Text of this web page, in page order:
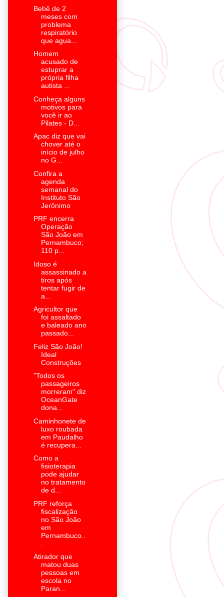
Bebê de 2
meses com
problema
respiratório
que agua...
Homem
acusado de
estuprar a
própria filha
autista ...
Conheça alguns
motivos para
você ir ao
Pilates - D...
Apac diz que vai
chover até o
início de julho
no G...
Confira a
agenda
semanal do
Instituto São
Jerônimo
PRF encerra
Operação
São João em
Pernambuco;
110 p...
Idoso é
assassinado a
tiros após
tentar fugir de
a...
Agricultor que
foi assaltado
e baleado ano
passado...
Feliz São João!
Ideal
Construções
"Todos os
passageiros
morreram" diz
OceanGate
dona...
Caminhonete de
luxo roubada
em Paudalho
é recupera...
Como a
fisioterapia
pode ajudar
no tratamento
de d...
PRF reforça
fiscalização
no São João
em
Pernambuco..
Atirador que
matou duas
pessoas em
escola no
Paran...